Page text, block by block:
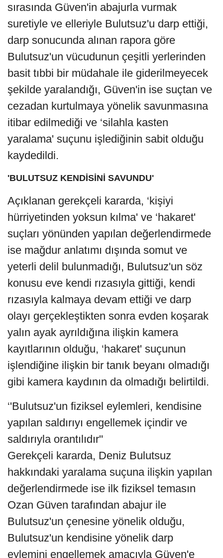
sırasında Güven'in abajurla vurmak
suretiyle ve elleriyle Bulutsuz'u darp ettiği,
darp sonucunda alınan rapora göre
Bulutsuz'un vücudunun çeşitli yerlerinden
basit tıbbi bir müdahale ile giderilmeyecek
şekilde yaralandığı, Güven'in ise suçtan ve
cezadan kurtulmaya yönelik savunmasına
itibar edilmediği ve ‘silahla kasten
yaralama' suçunu işlediğinin sabit olduğu
kaydedildi.
'BULUTSUZ KENDİSİNİ SAVUNDU'
Açıklanan gerekçeli kararda, ‘kişiyi
hürriyetinden yoksun kılma' ve ‘hakaret'
suçları yönünden yapılan değerlendirmede
ise mağdur anlatımı dışında somut ve
yeterli delil bulunmadığı, Bulutsuz'un söz
konusu eve kendi rızasıyla gittiği, kendi
rızasıyla kalmaya devam ettiği ve darp
olayı gerçekleştikten sonra evden koşarak
yalın ayak ayrıldığına ilişkin kamera
kayıtlarının olduğu, ‘hakaret' suçunun
işlendiğine ilişkin bir tanık beyanı olmadığı
gibi kamera kaydının da olmadığı belirtildi.
‘'Bulutsuz'un fiziksel eylemleri, kendisine
yapılan saldırıyı engellemek içindir ve
saldırıyla orantılıdır''
Gerekçeli kararda, Deniz Bulutsuz
hakkındaki yaralama suçuna ilişkin yapılan
değerlendirmede ise ilk fiziksel temasın
Ozan Güven tarafından abajur ile
Bulutsuz'un çenesine yönelik olduğu,
Bulutsuz'un kendisine yönelik darp
eylemini engellemek amacıyla Güven'e